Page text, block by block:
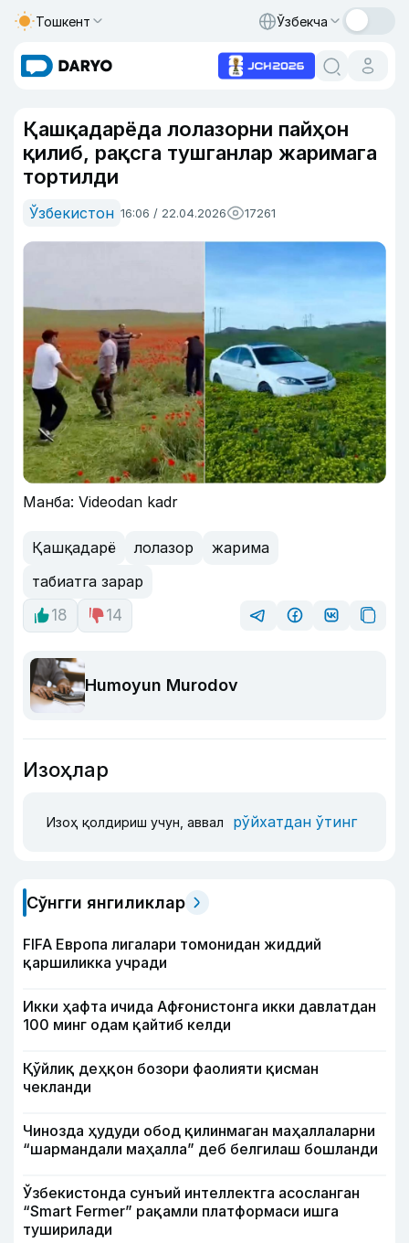
Тошкент Ўзбекча
Қашқадарёда лолазорни пайҳон
қилиб, рақсга тушганлар жаримага
тортилди
Ўзбекистон 16:06 / 22.04.2026 17261
Манба: Videodan kadr
Қашқадарё лолазор
жарима
табиатга зарар
18
14
Humoyun Murodov
Изоҳлар
Изоҳ қолдириш учун, аввал рўйхатдан ўтинг
Сўнгги янгиликлар
FIFA Европа лигалари томонидан жиддий
қаршиликка учради
Икки ҳафта ичида Афғонистонга икки давлатдан
100 минг одам қайтиб келди
Қўйлиқ деҳқон бозори фаолияти қисман
чекланди
Чинозда ҳудуди обод қилинмаган маҳаллаларни
“шармандали маҳалла” деб белгилаш бошланди
Ўзбекистонда сунъий интеллектга асосланган
“Smart Fermer” рақамли платформаси ишга
туширилади